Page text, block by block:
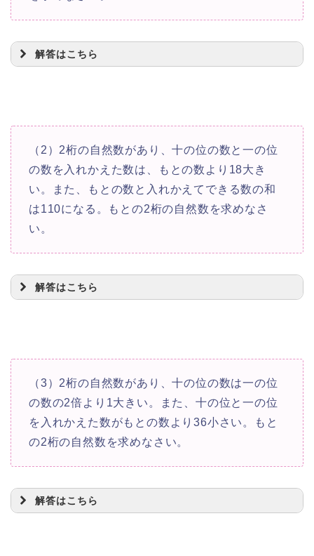
解答はこちら
y
{ x + y = 11
10 y + x = 10 x y 45
（2）2桁の自然数があり、十の位の数と一の位
の数を入れかえた数は、もとの数より18大き
い。また、もとの数と入れかえてできる数の和
は110になる。もとの2桁の自然数を求めなさ
い。
解答はこちら
x
10y + x
（3）2桁の自然数があり、十の位の数は一の位
の数の2倍より1大きい。また、十の位と一の位
を入れかえた数がもとの数より36小さい。もと
の2桁の自然数を求めなさい。
解答はこちら